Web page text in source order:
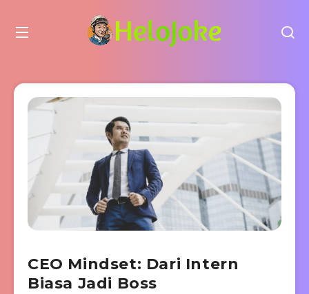
CEO Mindset: Dari Intern
Biasa Jadi Boss